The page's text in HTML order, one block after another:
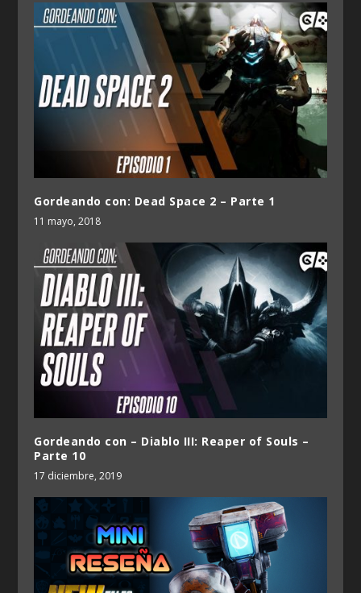
Gordeando con: Dead Space 2 – Parte 1
11 mayo, 2018
Gordeando con – Diablo III: Reaper of Souls –
Parte 10
17 diciembre, 2019